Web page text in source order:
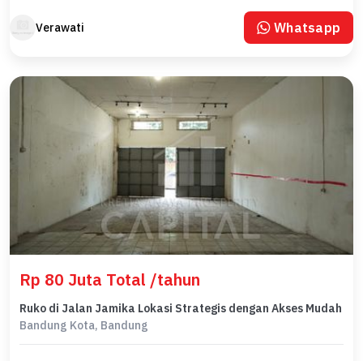
Verawati Whatsapp
Rp 80 Juta Total /tahun
Ruko di Jalan Jamika Lokasi Strategis dengan Akses Mudah
Bandung Kota, Bandung